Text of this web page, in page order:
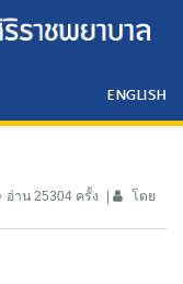
ENGLISH
อ่าน 25304 ครั้ง โดย